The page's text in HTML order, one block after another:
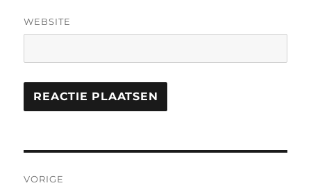
WEBSITE
VORIGE